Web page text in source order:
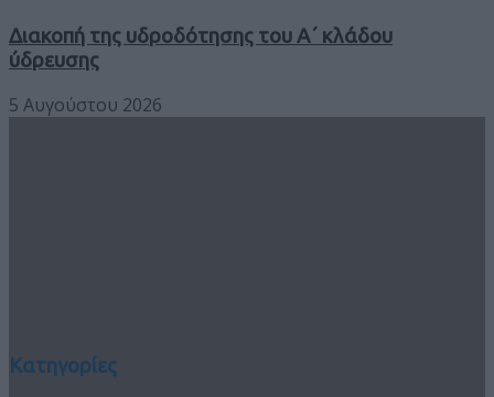
Διακοπή της υδροδότησης του Α΄ κλάδου
ύδρευσης
5 Αυγούστου 2026
Κατηγορίες